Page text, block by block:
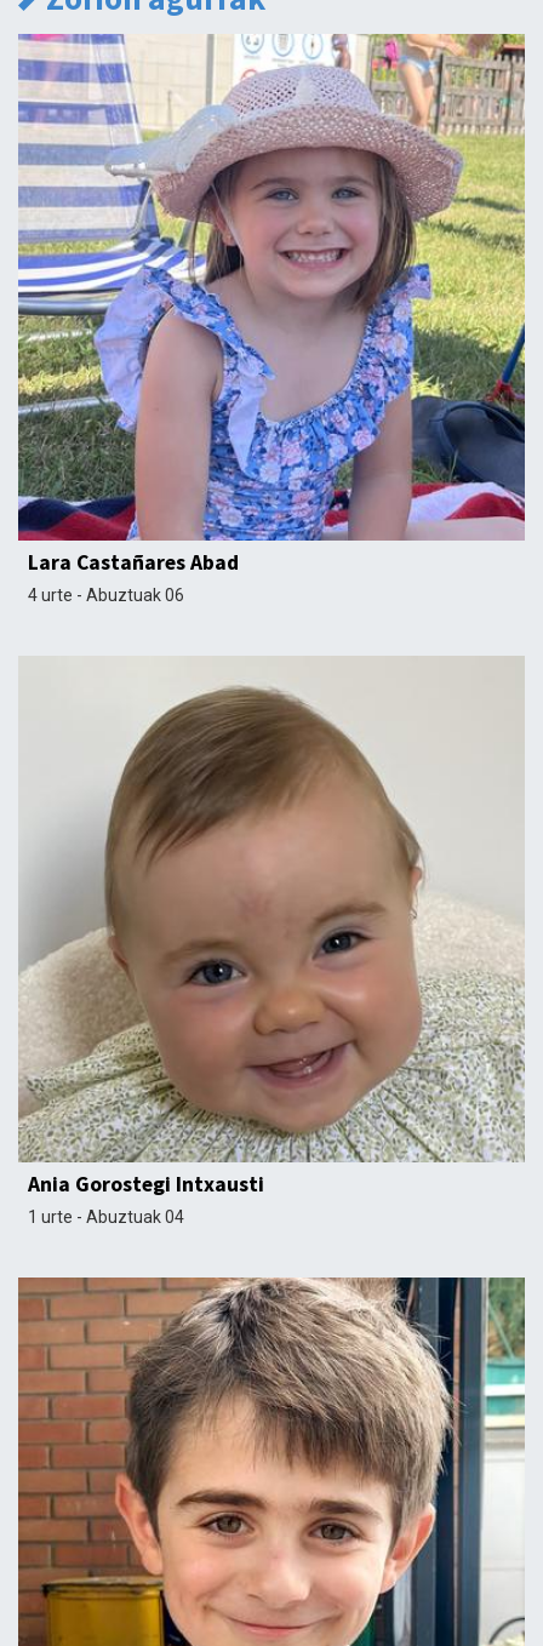
Lara Castañares Abad
4 urte - Abuztuak 06
Ania Gorostegi Intxausti
1 urte - Abuztuak 04